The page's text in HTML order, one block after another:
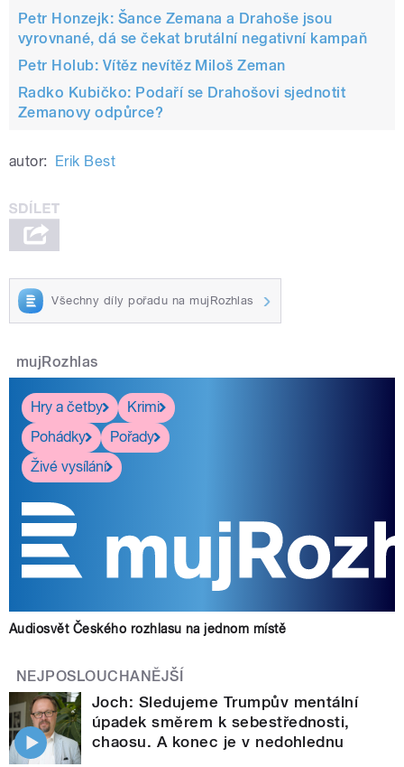
Petr Honzejk: Šance Zemana a Drahoše jsou
vyrovnané, dá se čekat brutální negativní kampaň
Petr Holub: Vítěz nevítěz Miloš Zeman
Radko Kubičko: Podaří se Drahošovi sjednotit
Zemanovy odpůrce?
autor: Erik Best
Všechny díly pořadu na mujRozhlas
mujRozhlas
Hry a četby
Krimi
Pohádky
Pořady
Živé vysílání
Audiosvět Českého rozhlasu na jednom místě
NEJPOSLOUCHANĚJŠÍ
Joch: Sledujeme Trumpův mentální
úpadek směrem k sebestřednosti,
chaosu. A konec je v nedohlednu